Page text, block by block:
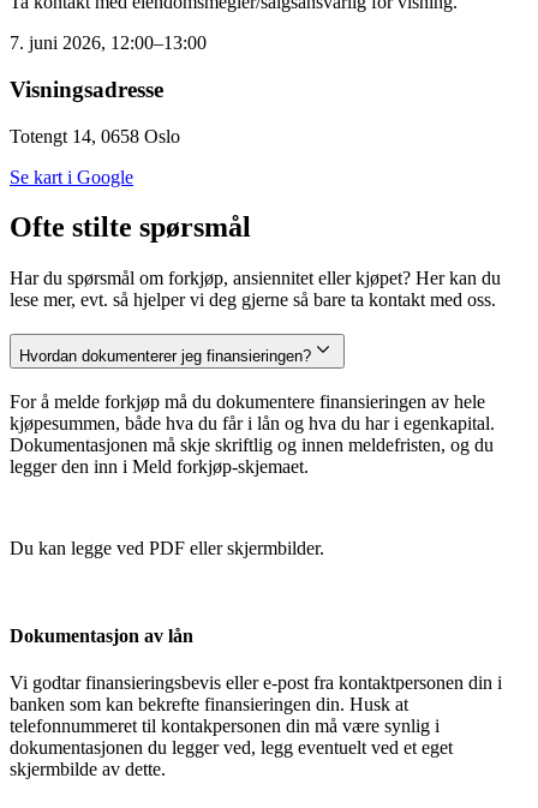
7. juni 2026, 12:00–13:00
Visningsadresse
Totengt 14, 0658 Oslo
Se kart i Google
Ofte stilte spørsmål
Har du spørsmål om forkjøp, ansiennitet eller kjøpet? Her kan du
lese mer, evt. så hjelper vi deg gjerne så bare ta kontakt med oss.
Hvordan dokumenterer jeg finansieringen?
For å melde forkjøp må du dokumentere finansieringen av hele
kjøpesummen, både hva du får i lån og hva du har i egenkapital.
Dokumentasjonen må skje skriftlig og innen meldefristen, og du
legger den inn i Meld forkjøp-skjemaet.
Du kan legge ved PDF eller skjermbilder.
Dokumentasjon av lån
Vi godtar finansieringsbevis eller e-post fra kontaktpersonen din i
banken som kan bekrefte finansieringen din. Husk at
telefonnummeret til kontakpersonen din må være synlig i
dokumentasjonen du legger ved, legg eventuelt ved et eget
skjermbilde av dette.